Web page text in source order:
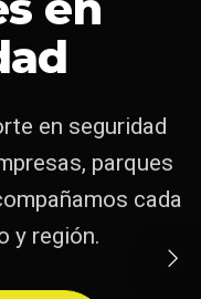
en seguridad
parques
cada
y región.
de monitoreo
documentar
de control
activos e
horas.